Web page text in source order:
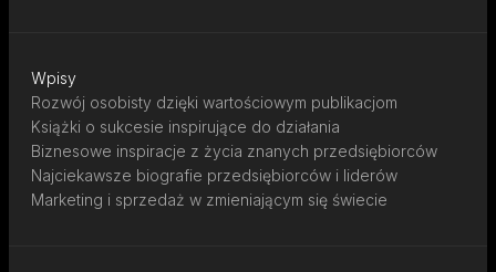
Wpisy
Rozwój osobisty dzięki wartościowym publikacjom
Książki o sukcesie inspirujące do działania
Biznesowe inspiracje z życia znanych przedsiębiorców
Najciekawsze biografie przedsiębiorców i liderów
Marketing i sprzedaż w zmieniającym się świecie